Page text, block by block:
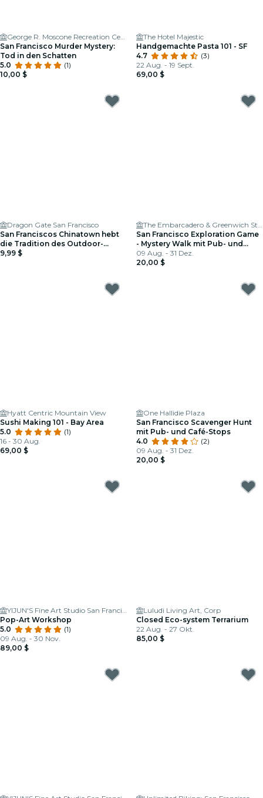
George R. Moscone Recreation Center
San Francisco Murder Mystery:
Tod in den Schatten
5.0
(1)
10,00 $
The Hotel Majestic
Handgemachte Pasta 101 - SF
4.7
(3)
22 Aug. - 19 Sept.
69,00 $
Dragon Gate San Francisco
San Franciscos Chinatown hebt
die Tradition des Outdoor-
Entdeckungsspiels
9,99 $
The Embarcadero & Greenwich St Station
San Francisco Exploration Game
- Mystery Walk mit Pub- und
Cafe-Stops
09 Aug. - 31 Dez.
20,00 $
Hyatt Centric Mountain View
Sushi Making 101 - Bay Area
5.0
(1)
16 - 30 Aug.
69,00 $
One Hallidie Plaza
San Francisco Scavenger Hunt
mit Pub- und Café-Stops
4.0
(2)
09 Aug. - 31 Dez.
20,00 $
YIJUN'S Fine Art Studio San Francisco
Pop-Art Workshop
5.0
(1)
09 Aug. - 30 Nov.
89,00 $
Luludi Living Art, Corp
Closed Eco-system Terrarium
22 Aug. - 27 Okt.
85,00 $